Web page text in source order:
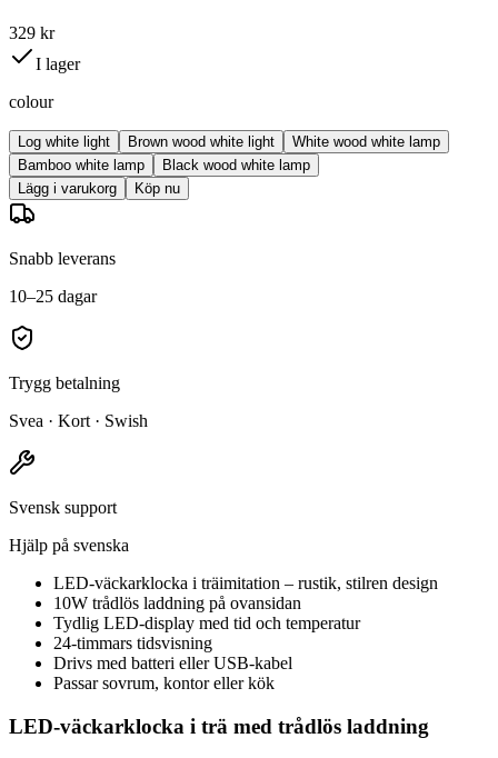
329 kr
I lager
colour
Log white light Brown wood white light
White wood white lamp
Bamboo white lamp
Black wood white lamp
Lägg i varukorg
Köp nu
Snabb leverans
10–25 dagar
Trygg betalning
Svea · Kort · Swish
Svensk support
Hjälp på svenska
LED-väckarklocka i träimitation – rustik, stilren design
10W trådlös laddning på ovansidan
Tydlig LED-display med tid och temperatur
24-timmars tidsvisning
Drivs med batteri eller USB-kabel
Passar sovrum, kontor eller kök
LED-väckarklocka i trä med trådlös laddning